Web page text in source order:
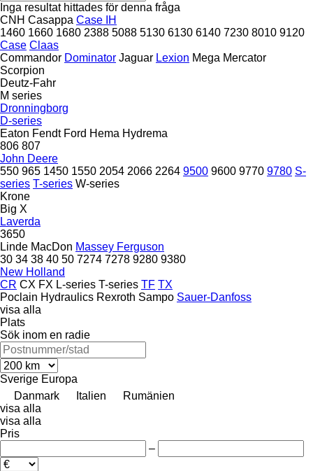
Inga resultat hittades för denna fråga
CNH Casappa Case IH
1460 1660 1680 2388 5088 5130 6130 6140 7230 8010 9120
Case Claas
Commandor Dominator Jaguar Lexion Mega Mercator
Scorpion
Deutz-Fahr
M series
Dronningborg
D-series
Eaton Fendt Ford Hema Hydrema
806 807
John Deere
550 965 1450 1550 2054 2066 2264 9500 9600 9770 9780 S-
series T-series W-series
Krone
Big X
Laverda
3650
Linde MacDon Massey Ferguson
30 34 38 40 50 7274 7278 9280 9380
New Holland
CR CX FX L-series T-series TF TX
Poclain Hydraulics Rexroth Sampo Sauer-Danfoss
visa alla
Plats
Sök inom en radie
Sverige Europa
Danmark
Italien
Rumänien
visa alla
visa alla
Pris
–